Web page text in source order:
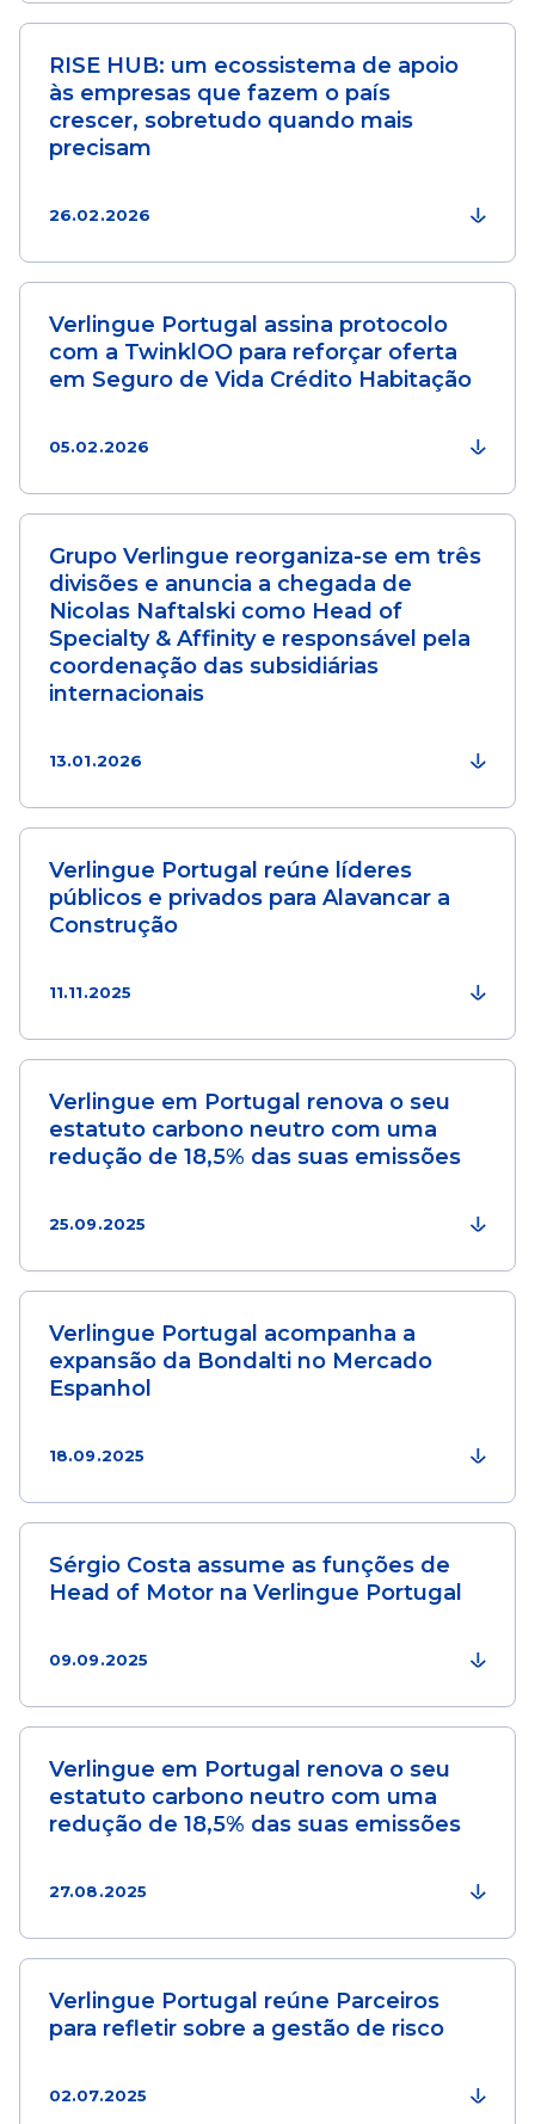
RISE HUB: um ecossistema de apoio
às empresas que fazem o país
crescer, sobretudo quando mais
precisam
26.02.2026
Verlingue Portugal assina protocolo
com a TwinklOO para reforçar oferta
em Seguro de Vida Crédito Habitação
05.02.2026
Grupo Verlingue reorganiza-se em três
divisões e anuncia a chegada de
Nicolas Naftalski como Head of
Specialty & Affinity e responsável pela
coordenação das subsidiárias
internacionais
13.01.2026
Verlingue Portugal reúne líderes
públicos e privados para Alavancar a
Construção
11.11.2025
Verlingue em Portugal renova o seu
estatuto carbono neutro com uma
redução de 18,5% das suas emissões
25.09.2025
Verlingue Portugal acompanha a
expansão da Bondalti no Mercado
Espanhol
18.09.2025
Sérgio Costa assume as funções de
Head of Motor na Verlingue Portugal
09.09.2025
Verlingue em Portugal renova o seu
estatuto carbono neutro com uma
redução de 18,5% das suas emissões
27.08.2025
Verlingue Portugal reúne Parceiros
para refletir sobre a gestão de risco
02.07.2025